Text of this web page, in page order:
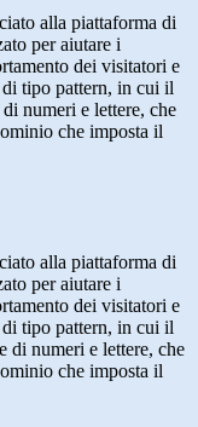
alla piattaforma di
per aiutare i
dei visitatori e
tipo pattern, in cui il
numeri e lettere, che
che imposta il
alla piattaforma di
per aiutare i
dei visitatori e
tipo pattern, in cui il
di numeri e lettere, che
che imposta il